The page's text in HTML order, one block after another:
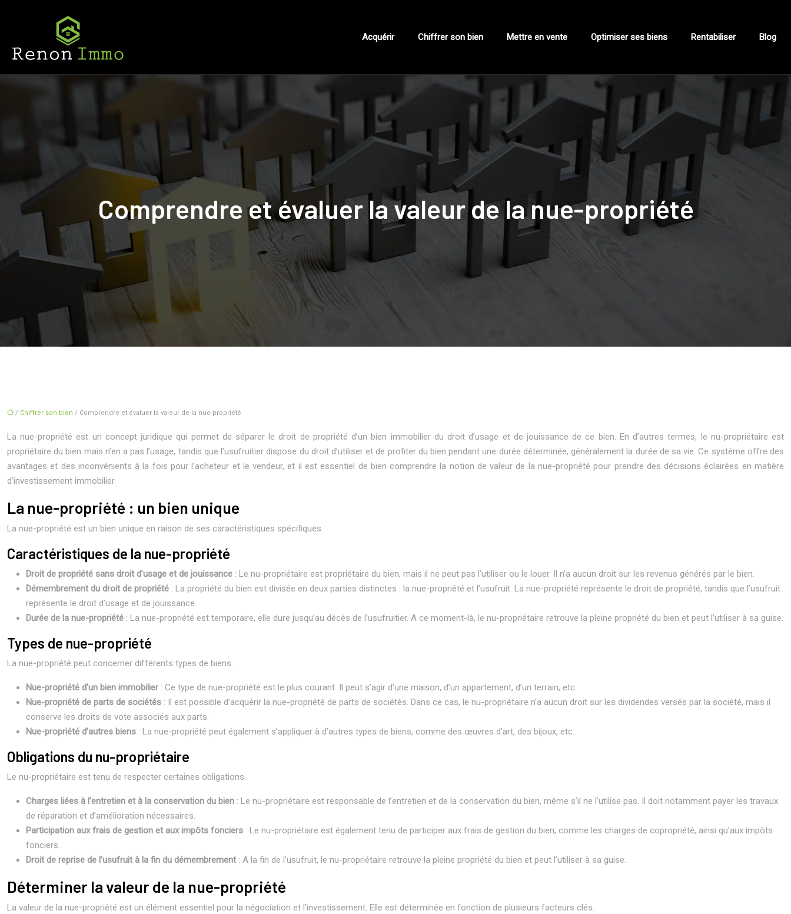
Acquérir Chiffrer son bien Mettre en vente Optimiser ses biens Rentabiliser Blog
Comprendre et évaluer la valeur de la nue-propriété
/ Chiffrer son bien / Comprendre et évaluer la valeur de la nue-propriété
La nue-propriété est un concept juridique qui permet de séparer le droit de propriété d’un bien immobilier du droit d’usage et de jouissance de ce bien. En d’autres termes, le nu-propriétaire est
propriétaire du bien mais n’en a pas l’usage, tandis que l’usufruitier dispose du droit d’utiliser et de profiter du bien pendant une durée déterminée, généralement la durée de sa vie. Ce système offre des
avantages et des inconvénients à la fois pour l’acheteur et le vendeur, et il est essentiel de bien comprendre la notion de valeur de la nue-propriété pour prendre des décisions éclairées en matière
d’investissement immobilier.
La nue-propriété : un bien unique
La nue-propriété est un bien unique en raison de ses caractéristiques spécifiques.
Caractéristiques de la nue-propriété
Droit de propriété sans droit d’usage et de jouissance : Le nu-propriétaire est propriétaire du bien, mais il ne peut pas l’utiliser ou le louer. Il n’a aucun droit sur les revenus générés par le bien.
Démembrement du droit de propriété : La propriété du bien est divisée en deux parties distinctes : la nue-propriété et l’usufruit. La nue-propriété représente le droit de propriété, tandis que l’usufruit
représente le droit d’usage et de jouissance.
Durée de la nue-propriété : La nue-propriété est temporaire, elle dure jusqu’au décès de l’usufruitier. A ce moment-là, le nu-propriétaire retrouve la pleine propriété du bien et peut l’utiliser à sa guise.
Types de nue-propriété
La nue-propriété peut concerner différents types de biens.
Nue-propriété d’un bien immobilier : Ce type de nue-propriété est le plus courant. Il peut s’agir d’une maison, d’un appartement, d’un terrain, etc.
Nue-propriété de parts de sociétés : Il est possible d’acquérir la nue-propriété de parts de sociétés. Dans ce cas, le nu-propriétaire n’a aucun droit sur les dividendes versés par la société, mais il
conserve les droits de vote associés aux parts.
Nue-propriété d’autres biens : La nue-propriété peut également s’appliquer à d’autres types de biens, comme des œuvres d’art, des bijoux, etc.
Obligations du nu-propriétaire
Le nu-propriétaire est tenu de respecter certaines obligations.
Charges liées à l’entretien et à la conservation du bien : Le nu-propriétaire est responsable de l’entretien et de la conservation du bien, même s’il ne l’utilise pas. Il doit notamment payer les travaux
de réparation et d’amélioration nécessaires.
Participation aux frais de gestion et aux impôts fonciers : Le nu-propriétaire est également tenu de participer aux frais de gestion du bien, comme les charges de copropriété, ainsi qu’aux impôts
fonciers.
Droit de reprise de l’usufruit à la fin du démembrement : A la fin de l’usufruit, le nu-propriétaire retrouve la pleine propriété du bien et peut l’utiliser à sa guise.
Déterminer la valeur de la nue-propriété
La valeur de la nue-propriété est un élément essentiel pour la négociation et l’investissement. Elle est déterminée en fonction de plusieurs facteurs clés.